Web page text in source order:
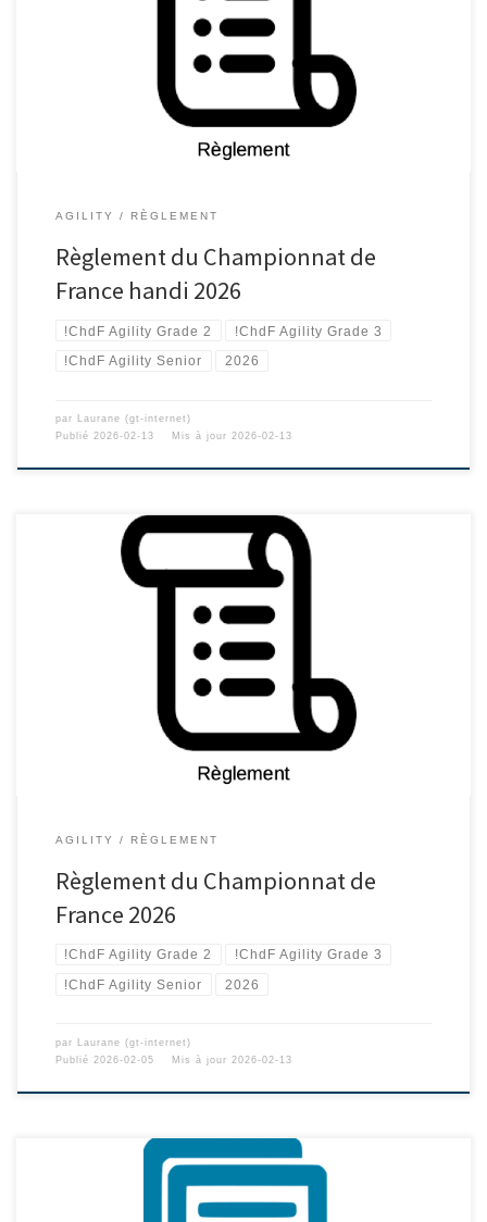
AGILITY RÈGLEMENT
Règlement du Championnat de
France handi 2026
!ChdF Agility Grade 2 !ChdF Agility Grade 3
!ChdF Agility Senior 2026
par Laurane (gt-internet)
Publié 2026-02-13 Mis à jour 2026-02-13
AGILITY RÈGLEMENT
Règlement du Championnat de
France 2026
!ChdF Agility Grade 2 !ChdF Agility Grade 3
!ChdF Agility Senior 2026
par Laurane (gt-internet)
Publié 2026-02-05 Mis à jour 2026-02-13